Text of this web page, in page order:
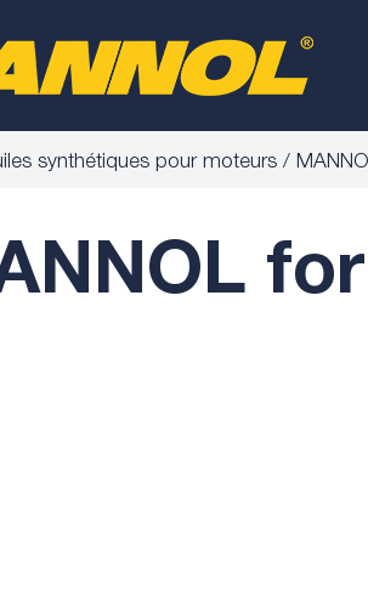
synthétiques pour moteurs